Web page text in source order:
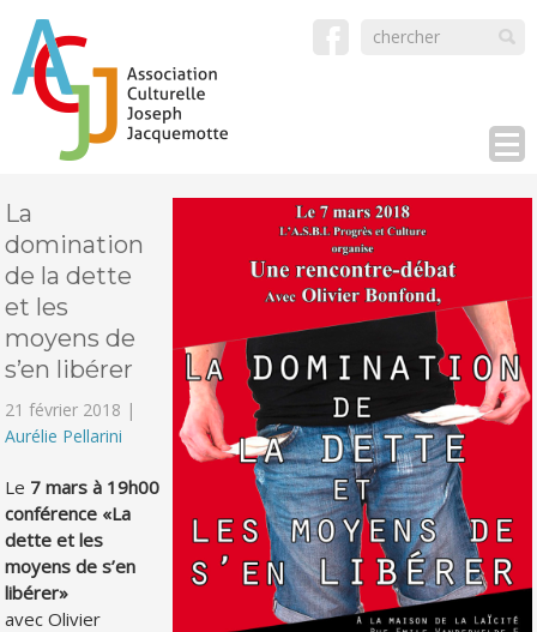
La
domination
de la dette
et les
moyens de
s’en libérer
21 février 2018 |
Aurélie Pellarini
Le 7 mars à 19h00
conférence «La
dette et les
moyens de s’en
libérer»
avec Olivier